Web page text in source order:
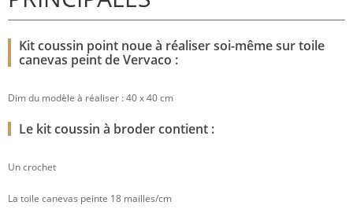
Kit coussin point noue à réaliser soi-même sur toile
canevas peint de Vervaco :
Dim du modèle à réaliser : 40 x 40 cm
Le kit coussin à broder contient :
Un crochet
La toile canevas peinte 18 mailles/cm